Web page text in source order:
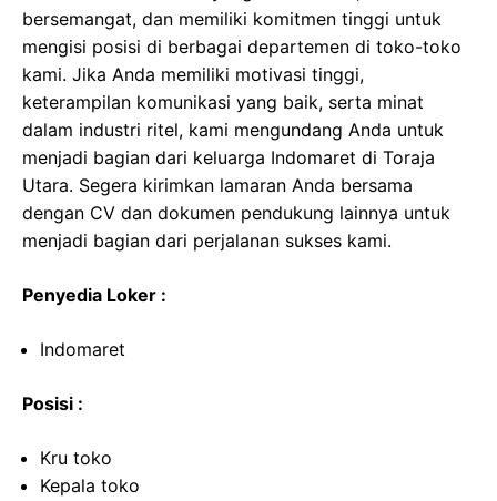
bersemangat, dan memiliki komitmen tinggi untuk
mengisi posisi di berbagai departemen di toko-toko
kami. Jika Anda memiliki motivasi tinggi,
keterampilan komunikasi yang baik, serta minat
dalam industri ritel, kami mengundang Anda untuk
menjadi bagian dari keluarga Indomaret di Toraja
Utara. Segera kirimkan lamaran Anda bersama
dengan CV dan dokumen pendukung lainnya untuk
menjadi bagian dari perjalanan sukses kami.
Penyedia Loker :
Indomaret
Posisi :
Kru toko
Kepala toko